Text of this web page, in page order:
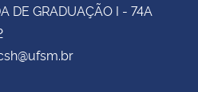
DE GRADUAÇÃO I - 74A